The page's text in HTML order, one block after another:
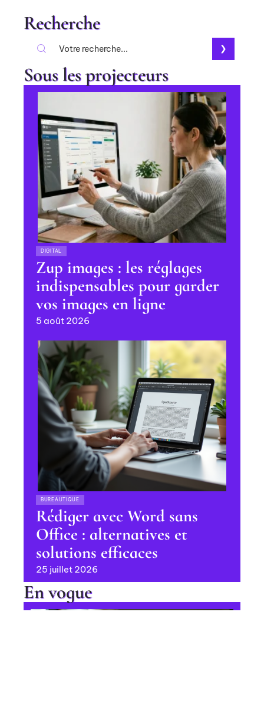
Recherche
Sous les projecteurs
DIGITAL
Zup images : les réglages
indispensables pour garder
vos images en ligne
5 août 2026
BUREAUTIQUE
Rédiger avec Word sans
Office : alternatives et
solutions efficaces
25 juillet 2026
En vogue